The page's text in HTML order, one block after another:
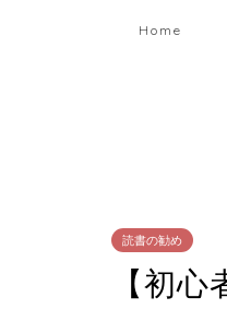
Home
読書の勧め
【初